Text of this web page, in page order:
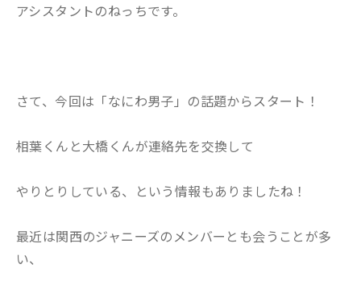
アシスタントのねっちです。
さて、今回は「なにわ男子」の話題からスタート！
相葉くんと大橋くんが連絡先を交換して
やりとりしている、という情報もありましたね！
最近は関西のジャニーズのメンバーとも会うことが多
い、